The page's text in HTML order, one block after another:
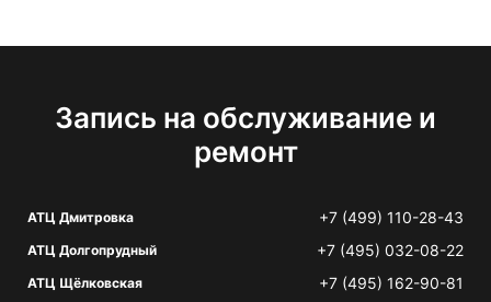
Запись на обслуживание и
ремонт
АТЦ Дмитровка +7 (499) 110-28-43
АТЦ Долгопрудный +7 (495) 032-08-22
АТЦ Щёлковская +7 (495) 162-90-81